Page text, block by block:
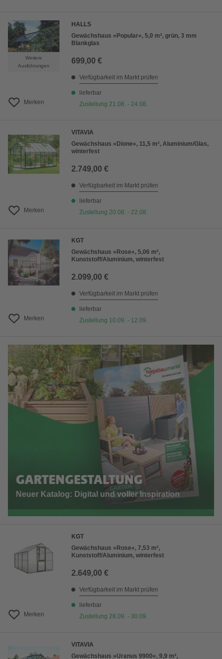
Weitere
Ausführungen
Merken
HALLS
Gewächshaus »Popular«, 5,0 m², grün, 3 mm
Blankglas
699,00 €
Verfügbarkeit im Markt prüfen
lieferbar
Zustellung 21.08. - 24.08.
Merken
VITAVIA
Gewächshaus »Dione«, 11,5 m², Aluminium/Glas,
winterfest
2.749,00 €
Verfügbarkeit im Markt prüfen
lieferbar
Zustellung 20.08. - 22.08.
Merken
KGT
Gewächshaus »Rose«, 5,06 m²,
Kunststoff/Aluminium, winterfest
2.099,00 €
Verfügbarkeit im Markt prüfen
lieferbar
Zustellung 10.09. - 12.09.
GARTENGESTALTUNG
Neuer Katalog: Digital und voller Inspiration
Merken
KGT
Gewächshaus »Rose«, 7,53 m²,
Kunststoff/Aluminium, winterfest
2.649,00 €
Verfügbarkeit im Markt prüfen
lieferbar
Zustellung 28.09. - 30.09.
VITAVIA
Gewächshaus »Uranus 9900«, 9,9 m²,